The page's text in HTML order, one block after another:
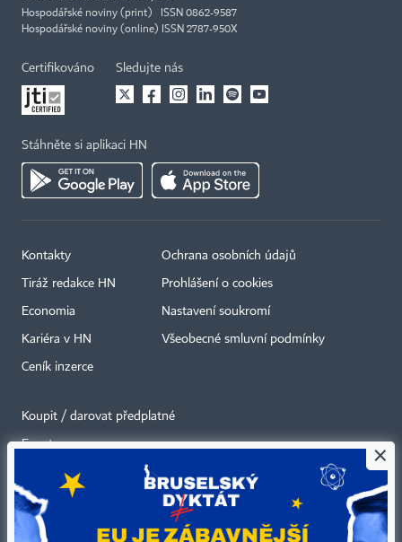
Hospodářské noviny (print) ISSN 0862-9587
Hospodářské noviny (online) ISSN 2787-950X
Certifikováno Sledujte nás
Stáhněte si aplikaci HN
Kontakty
Tiráž redakce HN
Economia
Kariéra v HN
Ceník inzerce
Ochrana osobních údajů
Prohlášení o cookies
Nastavení soukromí
Všeobecné smluvní podmínky
Koupit / darovat předplatné
Eventy
Newslettery
RSS kanály
×